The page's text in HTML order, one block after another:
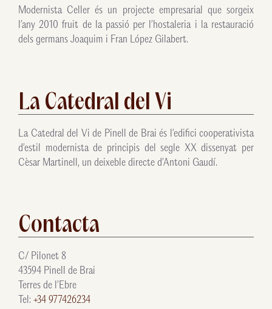
Modernista Celler és un projecte empresarial que sorgeix
l’any 2010 fruit de la passió per l’hostaleria i la restauració
dels germans Joaquim i Fran López Gilabert.
La Catedral del Vi
La Catedral del Vi de Pinell de Brai és l’edifici cooperativista
d’estil modernista de principis del segle XX dissenyat per
Cèsar Martinell, un deixeble directe d’Antoni Gaudí.
Contacta
C/ Pilonet 8
43594 Pinell de Brai
Terres de l’Ebre
Tel: +34 977426234